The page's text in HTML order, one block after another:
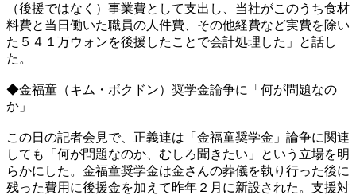
（後援ではなく）事業費として支出し、当社がこのうち食材
料費と当日働いた職員の人件費、その他経費など実費を除い
た５４１万ウォンを後援したことで会計処理した」と話し
た。
◆金福童（キム・ボクドン）奨学金論争に「何が問題なの
か」
この日の記者会見で、正義連は「金福童奨学金」論争に関連
しても「何が問題なのか、むしろ聞きたい」という立場を明
らかにした。金福童奨学金は金さんの葬儀を執り行った後に
残った費用に後援金を加えて昨年２月に新設された。支援対